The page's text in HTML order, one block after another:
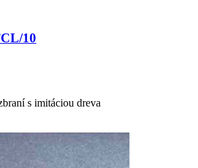
10
€
s imitáciou dreva